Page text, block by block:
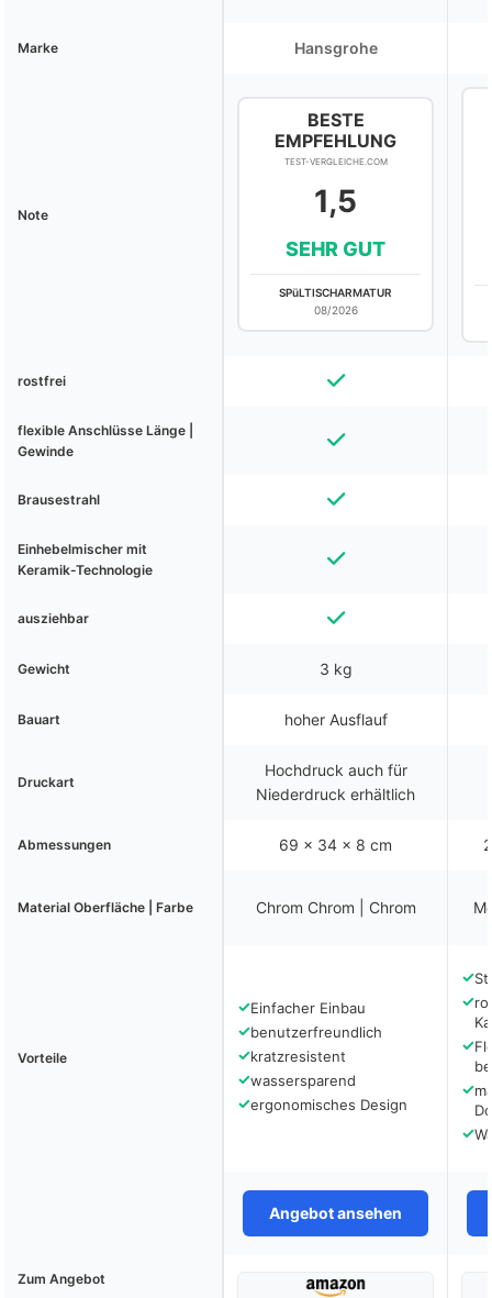
Marke Hansgrohe
Note
BESTE
EMPFEHLUNG
TEST-VERGLEICHE.COM
1,5
SEHR GUT
SPüLTISCHARMATUR
08/2026
rostfrei
flexible Anschlüsse Länge |
Gewinde
Brausestrahl
Einhebelmischer mit
Keramik-Technologie
ausziehbar
Gewicht 3 kg
Bauart hoher Ausflauf
Druckart
Hochdruck auch für
Niederdruck erhältlich
Abmessungen ‎69 x 34 x 8 cm
Material Oberfläche | Farbe Chrom Chrom | Chrom
Vorteile
✓Einfacher Einbau
✓benutzerfreundlich
✓kratzresistent
✓wassersparend
✓ergonomisches Design
✓
✓
✓
✓
✓
Angebot ansehen
Zum Angebot